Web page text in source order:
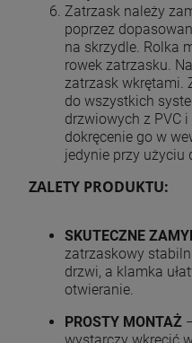
Zatrzask należy
poprzez
na skrzydle. Rolka
rowek zatrzasku.
zatrzask wkrętami.
do wszystkich
drzwiowych z PVC
dokręcenie go w
jedynie przy użyciu
ZALETY PRODUKTU:
SKUTECZNE
zatrzaskowy
drzwi, a klamka
otwieranie.
PROSTY MONTAŻ